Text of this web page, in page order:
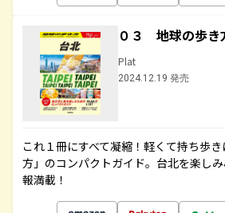
０３ 地球の歩
Plat
2024.12.19 発売
これ１冊にすべて凝縮！軽くて持ち歩
方」のコンパクトガイド。台北を楽し
報満載！